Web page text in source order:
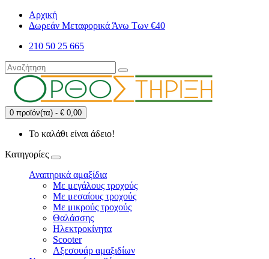
Αρχική
Δωρεάν Μεταφορικά Άνω Των €40
210 50 25 665
0 προϊόν(τα) - € 0,00
Το καλάθι είναι άδειο!
Κατηγορίες
Αναπηρικά αμαξίδια
Με μεγάλους τροχούς
Με μεσαίους τροχούς
Με μικρούς τροχούς
Θαλάσσης
Ηλεκτροκίνητα
Scooter
Αξεσουάρ αμαξιδίων